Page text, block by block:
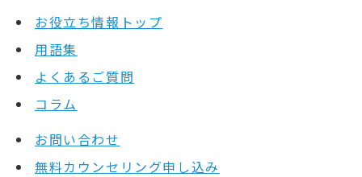
お役立ち情報トップ
用語集
よくあるご質問
コラム
お問い合わせ
無料カウンセリング申し込み